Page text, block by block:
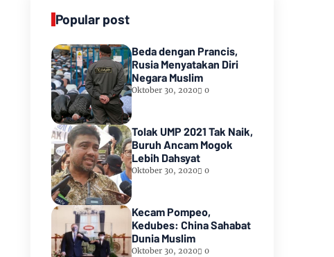
Popular post
Beda dengan Prancis,
Rusia Menyatakan Diri
Negara Muslim
Oktober 30, 2020 0
Tolak UMP 2021 Tak Naik,
Buruh Ancam Mogok
Lebih Dahsyat
Oktober 30, 2020 0
Kecam Pompeo,
Kedubes: China Sahabat
Dunia Muslim
Oktober 30, 2020 0